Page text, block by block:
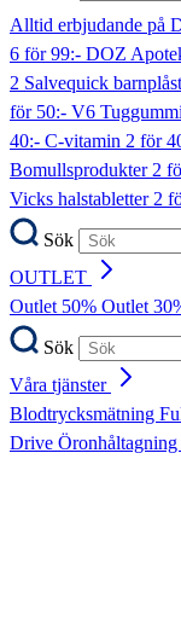
Alltid erbjudande på
6 för 99:- DOZ
2 Salvequick
för 50:- V6
40:- C-vitamin 2 för
Bomullsprodukter2
Vicks halstabletter2
Sök
OUTLET
Outlet 50% Outlet
Sök
Våra tjänster
Blodtrycksmätning
Drive Öronhåltagning